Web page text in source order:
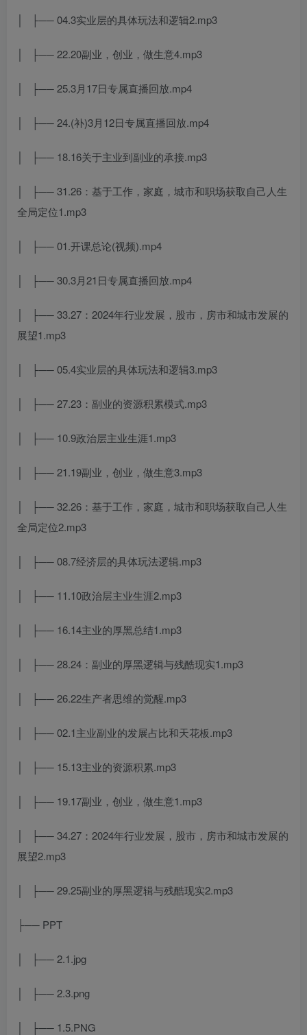
│ ├── 04.3实业层的具体玩法和逻辑2.mp3
│ ├── 22.20副业，创业，做生意4.mp3
│ ├── 25.3月17日专属直播回放.mp4
│ ├── 24.(补)3月12日专属直播回放.mp4
│ ├── 18.16关于主业到副业的承接.mp3
│ ├── 31.26：基于工作，家庭，城市和职场获取自己人生
全局定位1.mp3
│ ├── 01.开课总论(视频).mp4
│ ├── 30.3月21日专属直播回放.mp4
│ ├── 33.27：2024年行业发展，股市，房市和城市发展的
展望1.mp3
│ ├── 05.4实业层的具体玩法和逻辑3.mp3
│ ├── 27.23：副业的资源积累模式.mp3
│ ├── 10.9政治层主业生涯1.mp3
│ ├── 21.19副业，创业，做生意3.mp3
│ ├── 32.26：基于工作，家庭，城市和职场获取自己人生
全局定位2.mp3
│ ├── 08.7经济层的具体玩法逻辑.mp3
│ ├── 11.10政治层主业生涯2.mp3
│ ├── 16.14主业的厚黑总结1.mp3
│ ├── 28.24：副业的厚黑逻辑与残酷现实1.mp3
│ ├── 26.22生产者思维的觉醒.mp3
│ ├── 02.1主业副业的发展占比和天花板.mp3
│ ├── 15.13主业的资源积累.mp3
│ ├── 19.17副业，创业，做生意1.mp3
│ ├── 34.27：2024年行业发展，股市，房市和城市发展的
展望2.mp3
│ ├── 29.25副业的厚黑逻辑与残酷现实2.mp3
├── PPT
│ ├── 2.1.jpg
│ ├── 2.3.png
│ ├── 1.5.PNG